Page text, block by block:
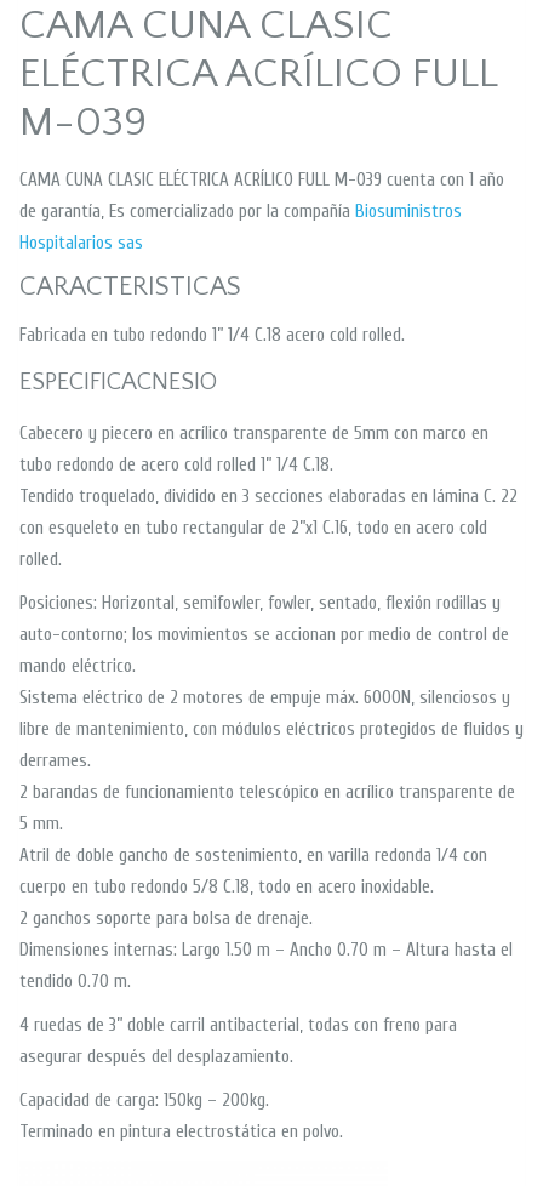
CAMA CUNA CLASIC
ELÉCTRICA ACRÍLICO FULL
M-039
CAMA CUNA CLASIC ELÉCTRICA ACRÍLICO FULL M-039 cuenta con 1 año
de garantía, Es comercializado por la compañía Biosuministros
Hospitalarios sas
CARACTERISTICAS
Fabricada en tubo redondo 1” 1/4 C.18 acero cold rolled.
ESPECIFICACNESIO
Cabecero y piecero en acrílico transparente de 5mm con marco en
tubo redondo de acero cold rolled 1” 1/4 C.18.
Tendido troquelado, dividido en 3 secciones elaboradas en lámina C. 22
con esqueleto en tubo rectangular de 2”x1 C.16, todo en acero cold
rolled.
Posiciones: Horizontal, semifowler, fowler, sentado, flexión rodillas y
auto-contorno; los movimientos se accionan por medio de control de
mando eléctrico.
Sistema eléctrico de 2 motores de empuje máx. 6000N, silenciosos y
libre de mantenimiento, con módulos eléctricos protegidos de fluidos y
derrames.
2 barandas de funcionamiento telescópico en acrílico transparente de
5 mm.
Atril de doble gancho de sostenimiento, en varilla redonda 1/4 con
cuerpo en tubo redondo 5/8 C.18, todo en acero inoxidable.
2 ganchos soporte para bolsa de drenaje.
Dimensiones internas: Largo 1.50 m – Ancho 0.70 m – Altura hasta el
tendido 0.70 m.
4 ruedas de 3” doble carril antibacterial, todas con freno para
asegurar después del desplazamiento.
Capacidad de carga: 150kg – 200kg.
Terminado en pintura electrostática en polvo.